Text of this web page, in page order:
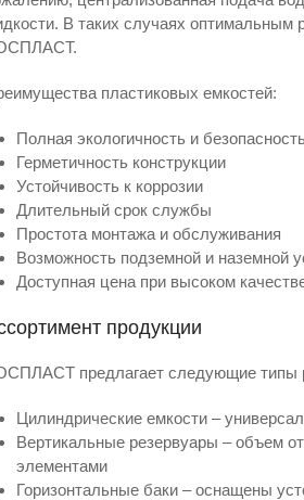
В таких случаях оптимальным
пластиковых емкостей:
Полная экологичность и
Герметичность конструкции
Устойчивость к коррозии
Длительный срок службы
Простота монтажа и обслуживания
Возможность подземной и наземной
Доступная цена при высоком
продукции
предлагает следующие типы
Цилиндрические емкости –
Вертикальные резервуары – объем
элементами
Горизонтальные баки – оснащены